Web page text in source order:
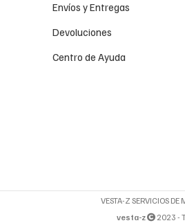
Envíos y Entregas
Devoluciones
Centro de Ayuda
VESTA-Z SERVICIOS
vesta-z
2023 -